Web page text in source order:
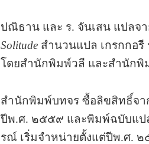
ปณิธาน และ ร. จันเสน แปลจ
Solitude สำนวนแปล เกรกกอรี
โดยสำนักพิมพ์วลี และสำนัก
สำนักพิมพ์บทจร ซื้อลิขสิทธิ์จา
ปีพ.ศ. ๒๕๕๙ และพิมพ์ฉบับแป
รณ์ เริ่มจำหน่ายตั้งแต่ปีพ.ศ.